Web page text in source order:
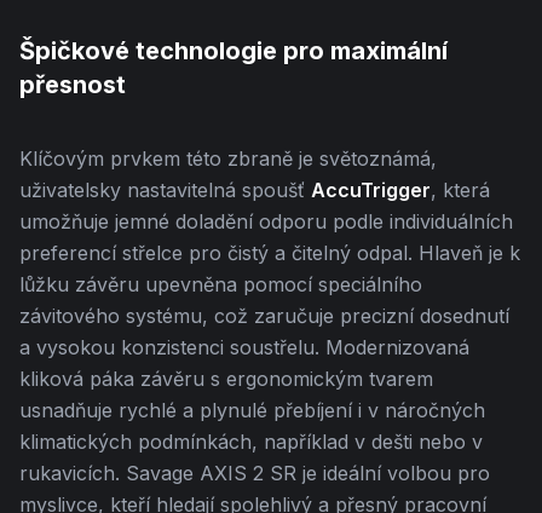
Špičkové technologie pro maximální
přesnost
Klíčovým prvkem této zbraně je světoznámá,
uživatelsky nastavitelná spoušť AccuTrigger, která
umožňuje jemné doladění odporu podle individuálních
preferencí střelce pro čistý a čitelný odpal. Hlaveň je k
lůžku závěru upevněna pomocí speciálního
závitového systému, což zaručuje precizní dosednutí
a vysokou konzistenci soustřelu. Modernizovaná
kliková páka závěru s ergonomickým tvarem
usnadňuje rychlé a plynulé přebíjení i v náročných
klimatických podmínkách, například v dešti nebo v
rukavicích. Savage AXIS 2 SR je ideální volbou pro
myslivce, kteří hledají spolehlivý a přesný pracovní